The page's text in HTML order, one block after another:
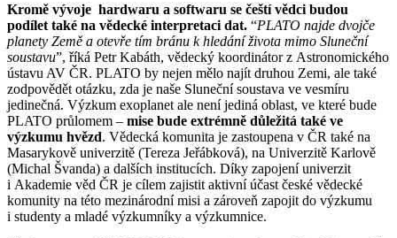
Kromě vývoje hardwaru a softwaru se čeští vědci budou
podílet také na vědecké interpretaci dat. “PLATO najde dvojče
planety Země a otevře tím bránu k hledání života mimo Sluneční
soustavu”, říká Petr Kabáth, vědecký koordinátor z Astronomického
ústavu AV ČR. PLATO by nejen mělo najít druhou Zemi, ale také
zodpovědět otázku, zda je naše Sluneční soustava ve vesmíru
jedinečná. Výzkum exoplanet ale není jediná oblast, ve které bude
PLATO průlomem – mise bude extrémně důležitá také ve
výzkumu hvězd. Vědecká komunita je zastoupena v ČR také na
Masarykově univerzitě (Tereza Jeřábková), na Univerzitě Karlově
(Michal Švanda) a dalších institucích. Díky zapojení univerzit
i Akademie věd ČR je cílem zajistit aktivní účast české vědecké
komunity na této mezinárodní misi a zároveň zapojit do výzkumu
i studenty a mladé výzkumníky a výzkumnice.